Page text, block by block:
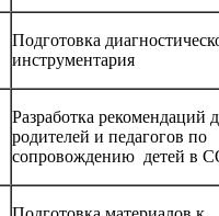
Подготовка
инструментария
Разработка рекомендаций
родителей и педагогов по
сопровождению детей в